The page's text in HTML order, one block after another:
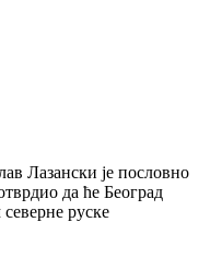
Лазански је пословно
да ће Београд
руске